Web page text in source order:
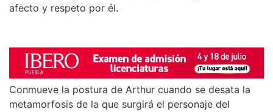
afecto y respeto por él.
Conmueve la postura de Arthur cuando se desata la
metamorfosis de la que surgirá el personaje del